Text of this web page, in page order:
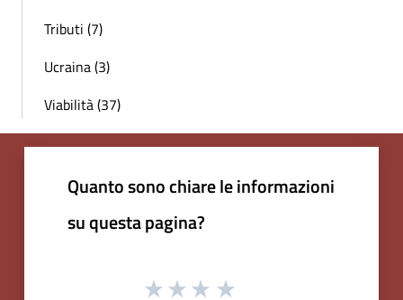
Tributi (7)
Ucraina (3)
Viabilità (37)
Quanto sono chiare le informazioni
su questa pagina?